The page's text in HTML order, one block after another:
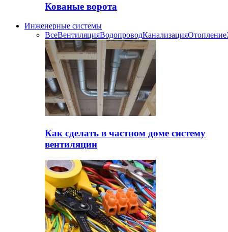
Кованые ворота
Инженерные системы
ВсеВентиляцияВодопроводКанализацияОтопление
Как сделать в частном доме систему
вентиляции